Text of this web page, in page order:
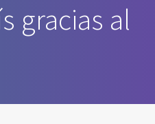
gracias al